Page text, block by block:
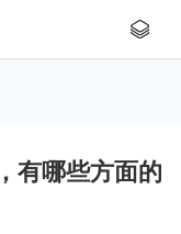
有哪些方面的